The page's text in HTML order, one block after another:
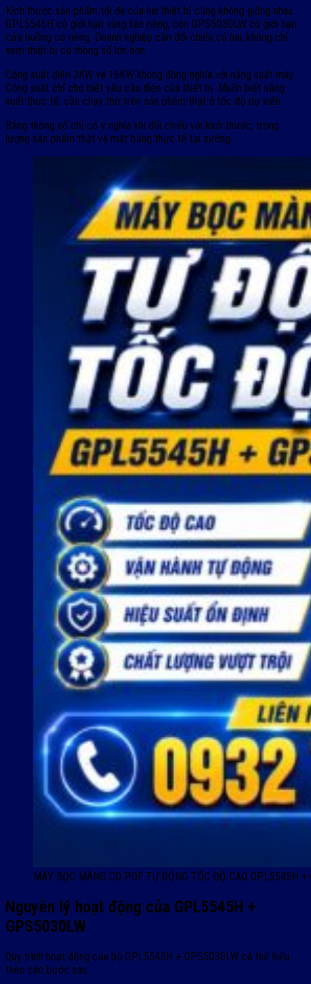
Kích thước sản phẩm tối đa của hai thiết bị cũng không giống nhau.
GPL5545H có giới hạn vùng hàn riêng, còn GPS5030LW có giới hạn
cửa buồng co riêng. Doanh nghiệp cần đối chiếu cả hai, không chỉ
xem thiết bị có thông số lớn hơn.
Công suất điện 3KW và 16KW không đồng nghĩa với năng suất máy.
Công suất chỉ cho biết yêu cầu điện của thiết bị. Muốn biết năng
suất thực tế, cần chạy thử trên sản phẩm thật ở tốc độ dự kiến.
Bảng thông số chỉ có ý nghĩa khi đối chiếu với kích thước, trọng
lượng sản phẩm thật và mặt bằng thực tế tại xưởng.
MÁY BỌC MÀNG CO POF TỰ ĐỘNG TỐC ĐỘ CAO GPL5545H +
Nguyên lý hoạt động của GPL5545H +
GPS5030LW
Quy trình hoạt động của bộ GPL5545H + GPS5030LW có thể hiểu
theo các bước sau: